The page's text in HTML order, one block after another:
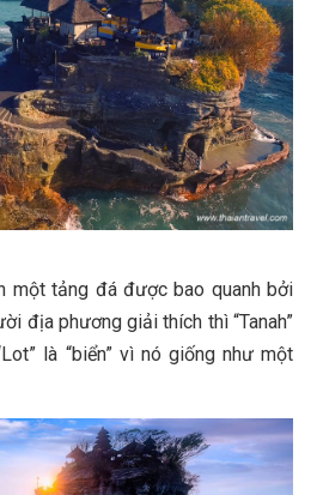
một tảng đá được bao quanh bởi
địa phương giải thích thì “Tanah”
là “biển” vì nó giống như một